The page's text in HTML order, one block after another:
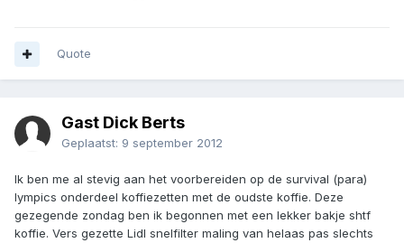
Quote
Gast Dick Berts
Geplaatst: 9 september 2012
Ik ben me al stevig aan het voorbereiden op de survival (para)
lympics onderdeel koffiezetten met de oudste koffie. Deze
gezegende zondag ben ik begonnen met een lekker bakje shtf
koffie. Vers gezette Lidl snelfilter maling van helaas pas slechts